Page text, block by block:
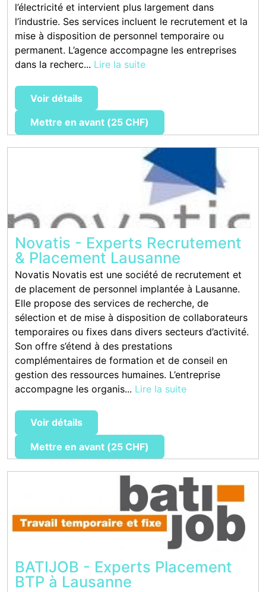
l’électricité et intervient plus largement dans
l’industrie. Ses services incluent le recrutement et la
mise à disposition de personnel temporaire ou
permanent. L’agence accompagne les entreprises
dans la recherc... Lire la suite
Voir détails
Mettre en avant (25 CHF)
Novatis - Experts Recrutement
& Placement Lausanne
Novatis Novatis est une société de recrutement et
de placement de personnel implantée à Lausanne.
Elle propose des services de recherche, de
sélection et de mise à disposition de collaborateurs
temporaires ou fixes dans divers secteurs d’activité.
Son offre s’étend à des prestations
complémentaires de formation et de conseil en
gestion des ressources humaines. L’entreprise
accompagne les organis... Lire la suite
Voir détails
Mettre en avant (25 CHF)
BATIJOB - Experts Placement
BTP à Lausanne